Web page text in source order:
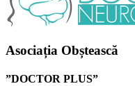
Asociația Obștească
”DOCTOR PLUS”